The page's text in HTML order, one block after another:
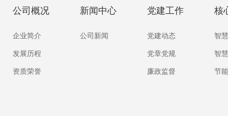
公司概况
企业简介
发展历程
资质荣誉
新闻中心
公司新闻
党建工作
党建动态
党章党规
廉政监督
核
智
智
节